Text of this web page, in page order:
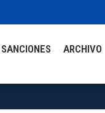
SANCIONES ARCHIVO